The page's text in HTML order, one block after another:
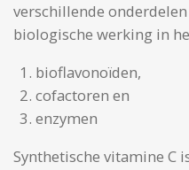
verschillende
biologische werking in
bioflavonoïden,
cofactoren en
enzymen
Synthetische vitamine C